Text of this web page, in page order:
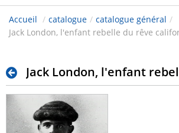
Accueil / catalogue / catalogue général /
Jack London, l'enfant rebelle du rêve